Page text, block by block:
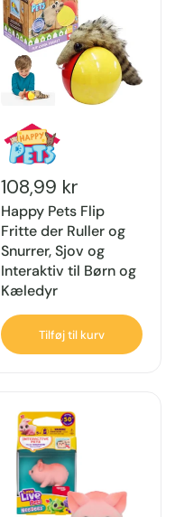
108,99 kr
Happy Pets Flip
Fritte der Ruller og
Snurrer, Sjov og
Interaktiv til Børn og
Kæledyr
Tilføj til kurv